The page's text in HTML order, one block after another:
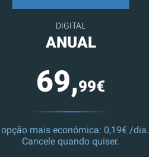
DIGITAL
ANUAL
69,99€
mais económica: 0,19€ /dia.
Cancele quando quiser.